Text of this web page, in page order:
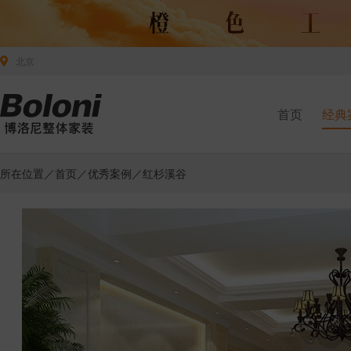
首页 经典
所在位置／首页 ／优秀案例 ／红杉溪谷